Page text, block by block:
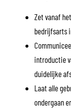
Zet vanaf
bedrijfsarts
introductie
duidelijke
Laat alle
ondergaan